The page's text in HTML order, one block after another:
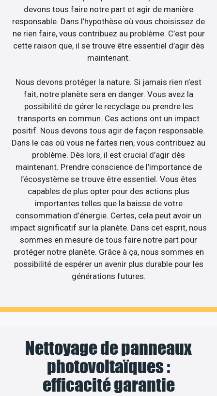
devons tous faire notre part et agir de manière
responsable. Dans l’hypothèse où vous choisissez de
ne rien faire, vous contribuez au problème. C’est pour
cette raison que, il se trouve être essentiel d’agir dès
maintenant.
Nous devons protéger la nature. Si jamais rien n’est
fait, notre planète sera en danger. Vous avez la
possibilité de gérer le recyclage ou prendre les
transports en commun. Ces actions ont un impact
positif. Nous devons tous agir de façon responsable.
Dans le cas où vous ne faites rien, vous contribuez au
problème. Dès lors, il est crucial d’agir dès
maintenant. Prendre conscience de l’importance de
l’écosystème se trouve être essentiel. Vous êtes
capables de plus opter pour des actions plus
importantes telles que la baisse de votre
consommation d’énergie. Certes, cela peut avoir un
impact significatif sur la planète. Dans cet esprit, nous
sommes en mesure de tous faire notre part pour
protéger notre planète. Grâce à ça, nous sommes en
possibilité de espérer un avenir plus durable pour les
générations futures.
Nettoyage de panneaux
photovoltaïques :
efficacité garantie